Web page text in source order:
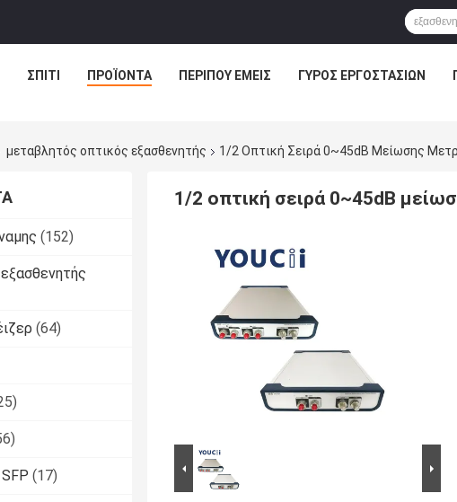
ΣΠΊΤΙ ΠΡΟΪΌΝΤΑ ΠΕΡΊΠΟΥ ΕΜΕΊΣ ΓΎΡΟΣ ΕΡΓΟΣΤΑΣΊΩΝ
μεταβλητός οπτικός εξασθενητής 1/2 Οπτική Σειρά 0~45dB Μείωσης
(152)
(64)
(17)
1/2 οπτική σειρά 0~45dB